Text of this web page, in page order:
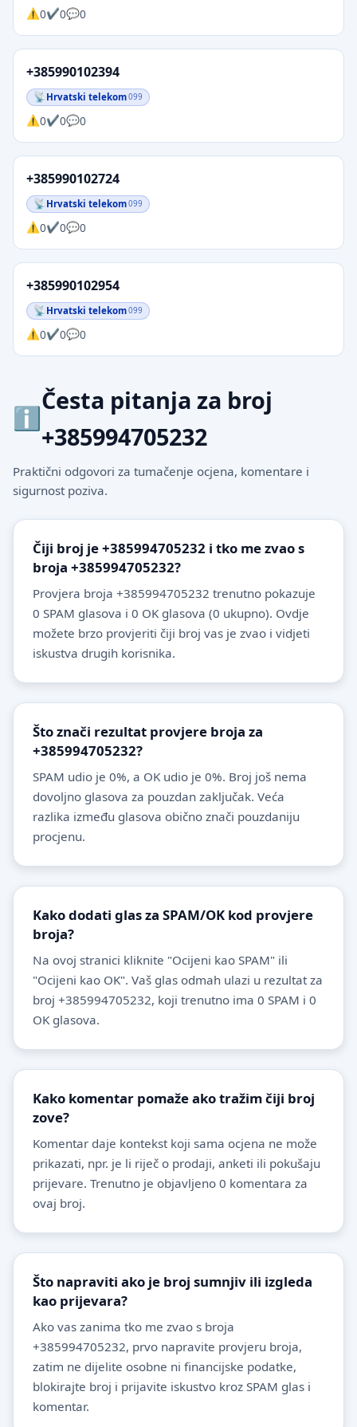
0 0 0
+385990102394
Hrvatski telekom099
0 0 0
+385990102724
Hrvatski telekom099
0 0 0
+385990102954
Hrvatski telekom099
0 0 0
Česta pitanja za broj
+385994705232
Praktični odgovori za tumačenje ocjena, komentare i
sigurnost poziva.
Čiji broj je +385994705232 i tko me zvao s
broja +385994705232?
Provjera broja +385994705232 trenutno pokazuje
0 SPAM glasova i 0 OK glasova (0 ukupno). Ovdje
možete brzo provjeriti čiji broj vas je zvao i vidjeti
iskustva drugih korisnika.
Što znači rezultat provjere broja za
+385994705232?
SPAM udio je 0%, a OK udio je 0%. Broj još nema
dovoljno glasova za pouzdan zaključak. Veća
razlika između glasova obično znači pouzdaniju
procjenu.
Kako dodati glas za SPAM/OK kod provjere
broja?
Na ovoj stranici kliknite "Ocijeni kao SPAM" ili
"Ocijeni kao OK". Vaš glas odmah ulazi u rezultat za
broj +385994705232, koji trenutno ima 0 SPAM i 0
OK glasova.
Kako komentar pomaže ako tražim čiji broj
zove?
Komentar daje kontekst koji sama ocjena ne može
prikazati, npr. je li riječ o prodaji, anketi ili pokušaju
prijevare. Trenutno je objavljeno 0 komentara za
ovaj broj.
Što napraviti ako je broj sumnjiv ili izgleda
kao prijevara?
Ako vas zanima tko me zvao s broja
+385994705232, prvo napravite provjeru broja,
zatim ne dijelite osobne ni financijske podatke,
blokirajte broj i prijavite iskustvo kroz SPAM glas i
komentar.